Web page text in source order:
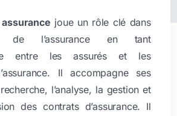
joue un rôle clé dans
de l’assurance en tant
entre les assurés et les
Il accompagne ses
l’analyse, la gestion et
des contrats d’assurance. Il